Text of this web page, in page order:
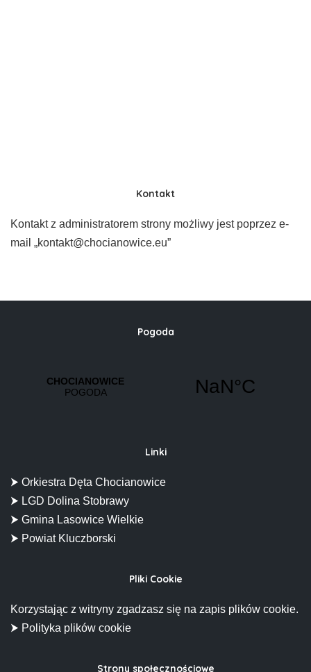
Kontakt
Kontakt z administratorem strony możliwy jest poprzez e-
mail „kontakt@chocianowice.eu”
Pogoda
Linki
⮞ Orkiestra Dęta Chocianowice
⮞ LGD Dolina Stobrawy
⮞ Gmina Lasowice Wielkie
⮞ Powiat Kluczborski
Pliki Cookie
Korzystając z witryny zgadzasz się na zapis plików cookie.
⮞ Polityka plików cookie
Strony społecznościowe